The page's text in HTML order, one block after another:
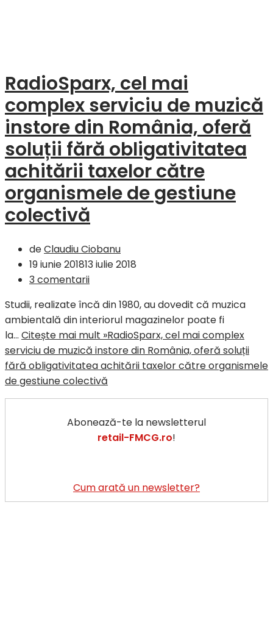
RadioSparx, cel mai
complex serviciu de muzică
instore din România, oferă
soluții fără obligativitatea
achitării taxelor către
organismele de gestiune
colectivă
deClaudiu Ciobanu
19 iunie 201813 iulie 2018
3 comentarii
Studii, realizate încă din 1980, au dovedit că muzica
ambientală din interiorul magazinelor poate fi
la… Citește mai mult »RadioSparx, cel mai complex
serviciu de muzică instore din România, oferă soluții
fără obligativitatea achitării taxelor către organismele
de gestiune colectivă
Abonează-te la newsletterul
retail-FMCG.ro!
Cum arată un newsletter?